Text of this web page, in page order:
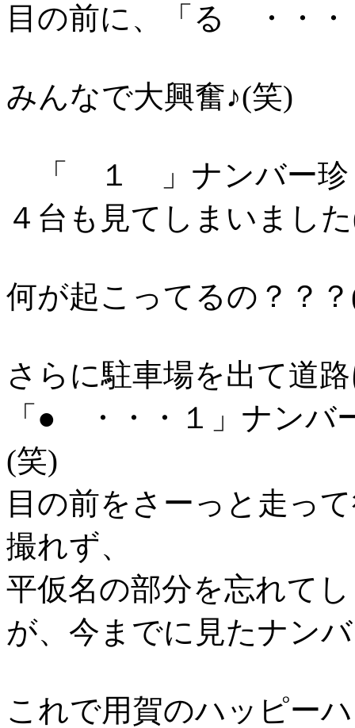
目の前に、「る ・・・
みんなで大興奮♪(笑)
「 １ 」ナンバー珍
４台も見てしまいまし
何が起こってるの？？
さらに駐車場を出て道
「● ・・・１」ナンバ
(笑)
目の前をさーっと走っ
撮れず、
平仮名の部分を忘れて
が、今までに見たナン
これで用賀のハッピー